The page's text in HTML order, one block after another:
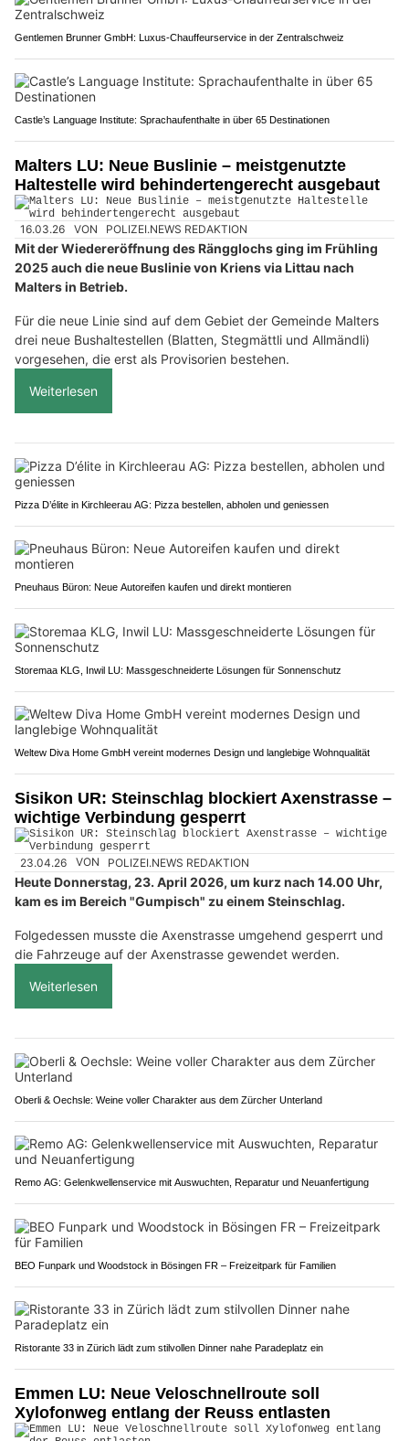
Gentlemen Brunner GmbH: Luxus-Chauffeurservice in der Zentralschweiz
Castle’s Language Institute: Sprachaufenthalte in über 65 Destinationen
Malters LU: Neue Buslinie – meistgenutzte
Haltestelle wird behindertengerecht ausgebaut
16.03.26 VON POLIZEI.NEWS REDAKTION
Mit der Wiedereröffnung des Rängglochs ging im Frühling
2025 auch die neue Buslinie von Kriens via Littau nach
Malters in Betrieb.
Für die neue Linie sind auf dem Gebiet der Gemeinde Malters
drei neue Bushaltestellen (Blatten, Stegmättli und Allmändli)
vorgesehen, die erst als Provisorien bestehen.
Weiterlesen
Pizza D’élite in Kirchleerau AG: Pizza bestellen, abholen und geniessen
Pneuhaus Büron: Neue Autoreifen kaufen und direkt montieren
Storemaa KLG, Inwil LU: Massgeschneiderte Lösungen für Sonnenschutz
Weltew Diva Home GmbH vereint modernes Design und langlebige Wohnqualität
Sisikon UR: Steinschlag blockiert Axenstrasse –
wichtige Verbindung gesperrt
23.04.26 VON POLIZEI.NEWS REDAKTION
Heute Donnerstag, 23. April 2026, um kurz nach 14.00 Uhr,
kam es im Bereich "Gumpisch" zu einem Steinschlag.
Folgedessen musste die Axenstrasse umgehend gesperrt und
die Fahrzeuge auf der Axenstrasse gewendet werden.
Weiterlesen
Oberli & Oechsle: Weine voller Charakter aus dem Zürcher Unterland
Remo AG: Gelenkwellenservice mit Auswuchten, Reparatur und Neuanfertigung
BEO Funpark und Woodstock in Bösingen FR – Freizeitpark für Familien
Ristorante 33 in Zürich lädt zum stilvollen Dinner nahe Paradeplatz ein
Emmen LU: Neue Veloschnellroute soll
Xylofonweg entlang der Reuss entlasten